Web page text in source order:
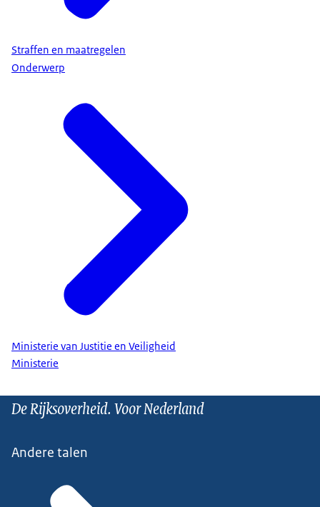
Straffen en maatregelen
Onderwerp
Ministerie van Justitie en Veiligheid
Ministerie
De Rijksoverheid. Voor Nederland
Andere talen